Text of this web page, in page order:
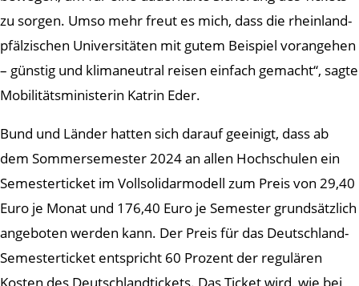
zu sorgen. Umso mehr freut es mich, dass die rheinland-
pfälzischen Universitäten mit gutem Beispiel vorangehen
– günstig und klimaneutral reisen einfach gemacht“, sagte
Mobilitätsministerin Katrin Eder.
Bund und Länder hatten sich darauf geeinigt, dass ab
dem Sommersemester 2024 an allen Hochschulen ein
Semesterticket im Vollsolidarmodell zum Preis von 29,40
Euro je Monat und 176,40 Euro je Semester grundsätzlich
angeboten werden kann. Der Preis für das Deutschland-
Semesterticket entspricht 60 Prozent der regulären
Kosten des Deutschlandtickets. Das Ticket wird, wie bei